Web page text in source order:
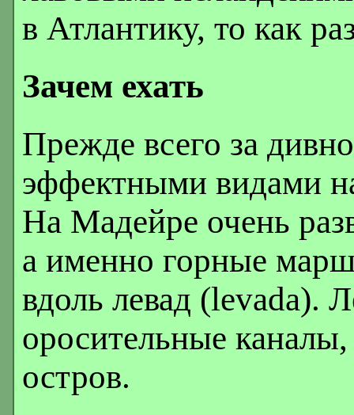
в Атлантику, то как
Зачем ехать
Прежде всего за
эффектными видами
На Мадейре очень
а именно горные
вдоль левад (levada).
оросительные
остров.